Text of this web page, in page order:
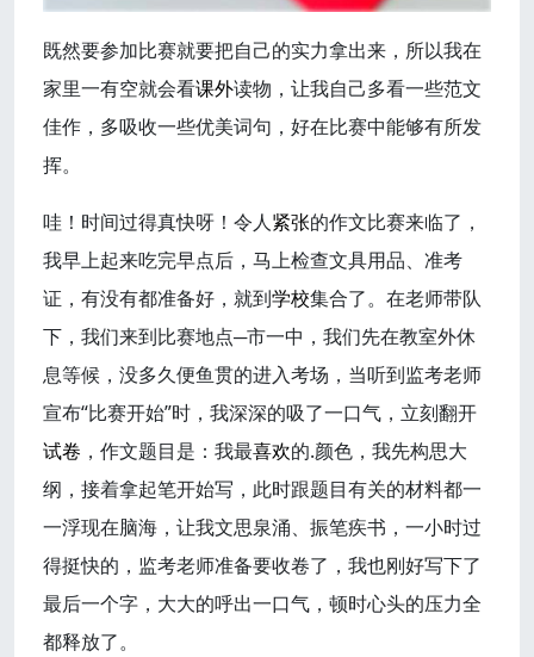
既然要参加比赛就要把自己的实力拿出来，所以我在
家里一有空就会看课外读物，让我自己多看一些范文
佳作，多吸收一些优美词句，好在比赛中能够有所发
挥。
哇！时间过得真快呀！令人紧张的作文比赛来临了，
我早上起来吃完早点后，马上检查文具用品、准考
证，有没有都准备好，就到学校集合了。在老师带队
下，我们来到比赛地点─市一中，我们先在教室外休
息等候，没多久便鱼贯的进入考场，当听到监考老师
宣布“比赛开始”时，我深深的吸了一口气，立刻翻开
试卷 ，作文题目是：我最喜欢的.颜色，我先构思大
纲，接着拿起笔开始写，此时跟题目有关的材料都一
一浮现在脑海，让我文思泉涌、振笔疾书，一小时过
得挺快的，监考老师准备要收卷了，我也刚好写下了
最后一个字，大大的呼出一口气，顿时心头的压力全
都释放了。